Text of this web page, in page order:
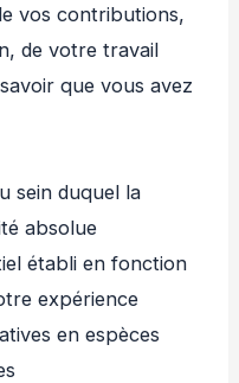
vos contributions,
de votre travail
que vous avez
sein duquel la
absolue
établi en fonction
expérience
en espèces